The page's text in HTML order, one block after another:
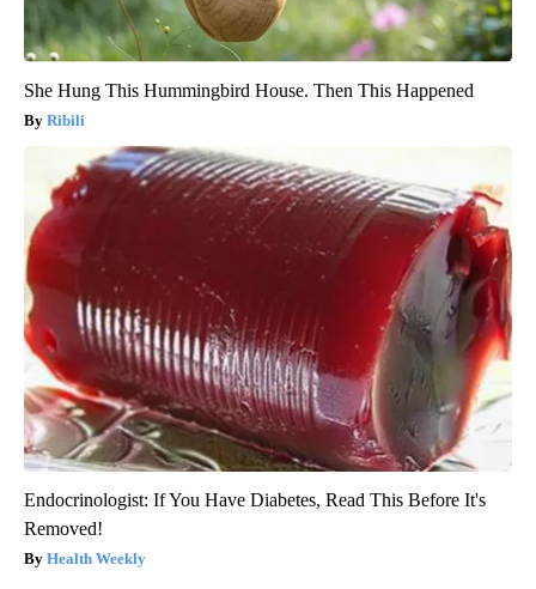
She Hung This Hummingbird House. Then This Happened
Ribili
Endocrinologist: If You Have Diabetes, Read This Before It's
Removed!
Health Weekly